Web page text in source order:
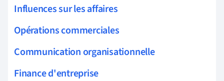
Influences sur les affaires
Opérations commerciales
Communication organisationnelle
Finance d'entreprise